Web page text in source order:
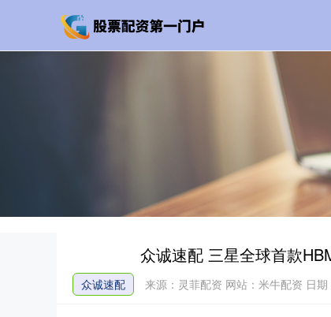
众诚速配 三星全球首款
众诚速配 来源：灵菲配资 网站：米牛配资 日